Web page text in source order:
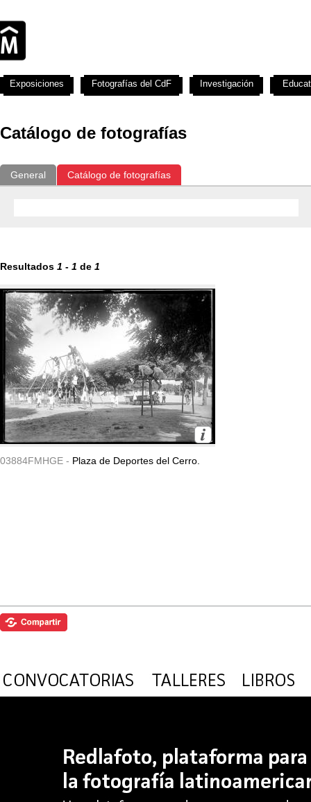
Catálogo de fotografías
General Catálogo de fotografías
Resultados 1 - 1 de 1
03884FMHGE - Plaza de Deportes del Cerro.
Exposiciones Fotografías del CdF Investigación